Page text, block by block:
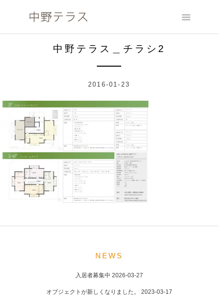
中野テラス＿チラシ2
2016-01-23
NEWS
入居者募集中 2026-03-27
オブジェクトが新しくなりました。 2023-03-17